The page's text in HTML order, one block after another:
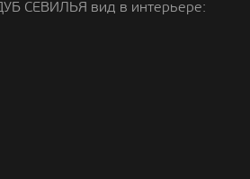
СЕВИЛЬЯ вид в интерьере: